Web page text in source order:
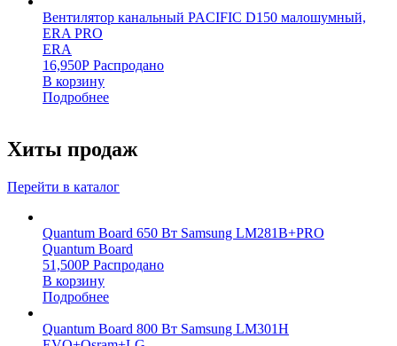
Вентилятор канальный PACIFIC D150 малошумный,
ERA PRO
ERA
16,950Р Распродано
В корзину
Подробнее
Хиты продаж
Перейти в каталог
Quantum Board 650 Вт Samsung LM281B+PRO
Quantum Board
51,500Р Распродано
В корзину
Подробнее
Quantum Board 800 Вт Samsung LM301H